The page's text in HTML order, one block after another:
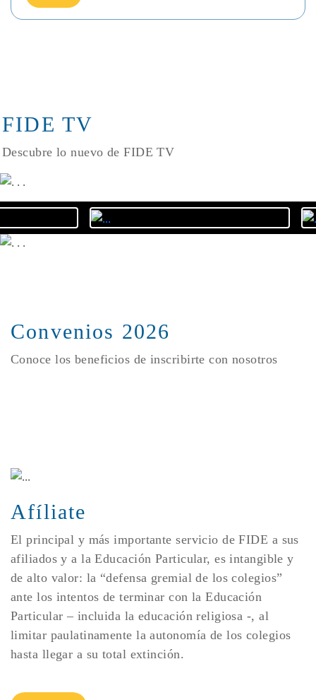
FIDE TV
Descubre lo nuevo de FIDE TV
Convenios 2026
Conoce los beneficios de inscribirte con nosotros
Afíliate
El principal y más importante servicio de FIDE a sus
afiliados y a la Educación Particular, es intangible y
de alto valor: la “defensa gremial de los colegios”
ante los intentos de terminar con la Educación
Particular – incluida la educación religiosa -, al
limitar paulatinamente la autonomía de los colegios
hasta llegar a su total extinción.